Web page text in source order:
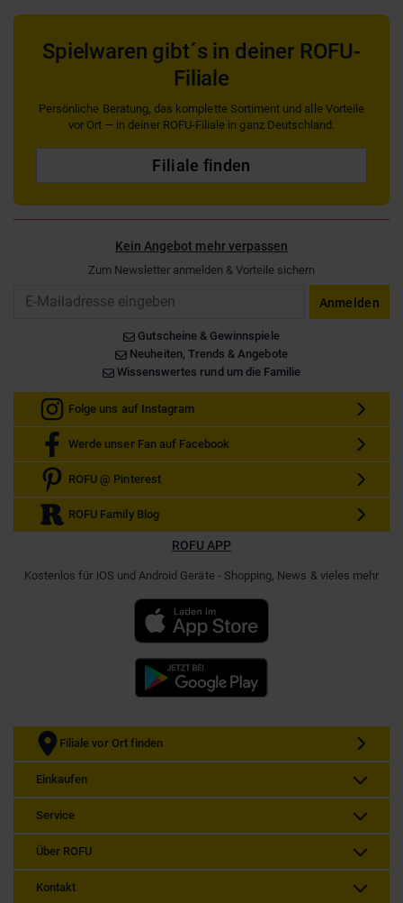
Spielwaren gibt´s in deiner ROFU-
Filiale
Persönliche Beratung, das komplette Sortiment und alle Vorteile
vor Ort — in deiner ROFU-Filiale in ganz Deutschland.
Filiale finden
Kein Angebot mehr verpassen
Zum Newsletter anmelden & Vorteile sichern
Anmelden
Gutscheine & Gewinnspiele
Neuheiten, Trends & Angebote
Wissenswertes rund um die Familie
Folge uns auf Instagram
Werde unser Fan auf Facebook
ROFU @ Pinterest
ROFU Family Blog
ROFU APP
Kostenlos für iOS und Android Geräte - Shopping, News & vieles mehr
Filiale vor Ort finden
Einkaufen
Service
Über ROFU
Kontakt